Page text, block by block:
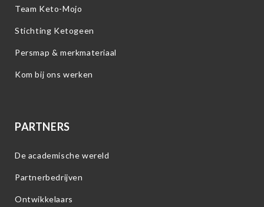
Team Keto-Mojo
Stichting Ketogeen
Persmap & merkmateriaal
Kom bij ons werken
PARTNERS
De academische wereld
Partnerbedrijven
Ontwikkelaars